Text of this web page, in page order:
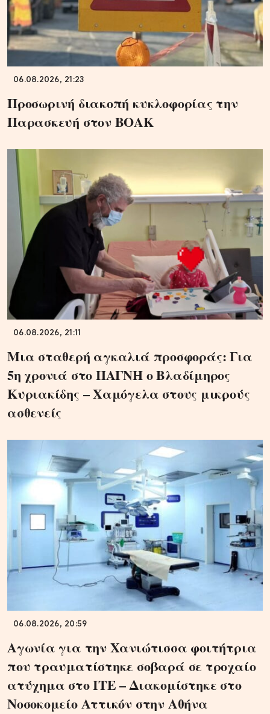
06.08.2026, 21:23
Προσωρινή διακοπή κυκλοφορίας την
Παρασκευή στον ΒΟΑΚ
06.08.2026, 21:11
Μια σταθερή αγκαλιά προσφοράς: Για
5η χρονιά στο ΠΑΓΝΗ ο Βλαδίμηρος
Κυριακίδης – Χαμόγελα στους μικρούς
ασθενείς
06.08.2026, 20:59
Αγωνία για την Χανιώτισσα φοιτήτρια
που τραυματίστηκε σοβαρά σε τροχαίο
ατύχημα στο ΙΤΕ – Διακομίστηκε στο
Νοσοκομείο Αττικόν στην Αθήνα